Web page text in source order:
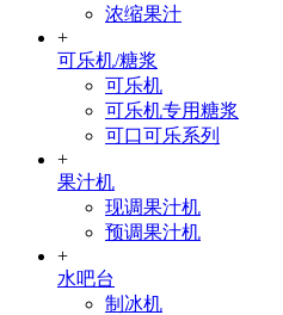
浓缩果汁
+
可乐机/糖浆
可乐机
可乐机专用糖浆
可口可乐系列
+
果汁机
现调果汁机
预调果汁机
+
水吧台
制冰机